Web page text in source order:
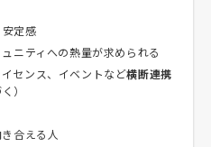
定感
ニティへの熱量が求められる
センス、イベントなど横断連携
）
合える人